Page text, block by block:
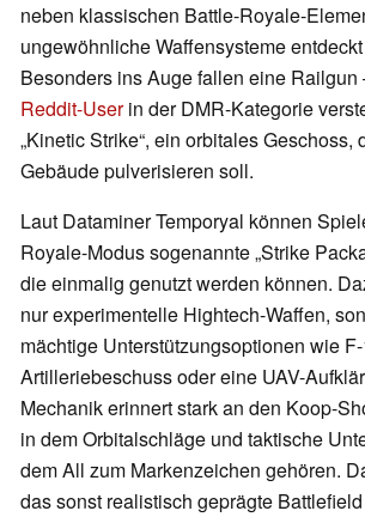
neben klassischen Battle-Royale-
ungewöhnliche Waffensysteme
Besonders ins Auge fallen eine Railgun
Reddit-Userin der DMR-Kategorie
„Kinetic Strike“, ein orbitales Geschoss,
Gebäude pulverisieren soll.
Laut Dataminer Temporyal können
Royale-Modus sogenannte „Strike
die einmalig genutzt werden können.
nur experimentelle Hightech-Waffen,
mächtige Unterstützungsoptionen wie
Artilleriebeschuss oder eine UAV-
Mechanik erinnert stark an den Koop-
in dem Orbitalschläge und taktische
dem All zum Markenzeichen gehören.
das sonst realistisch geprägte